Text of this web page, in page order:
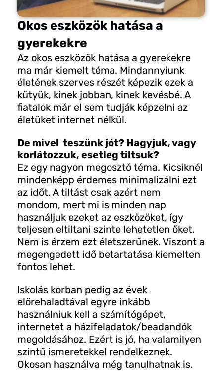
Okos eszközök hatása a
gyerekekre
Az okos eszközök hatása a gyerekekre
ma már kiemelt téma. Mindannyiunk
életének szerves részét képezik ezek a
kütyük, kinek jobban, kinek kevésbé. A
fiatalok már el sem tudják képzelni az
életüket internet nélkül.
De mivel teszünk jót? Hagyjuk, vagy
korlátozzuk, esetleg tiltsuk?
Ez egy nagyon megosztó téma. Kicsiknél
mindenképp érdemes minimalizálni ezt
az időt. A tiltást csak azért nem
mondom, mert mi is minden nap
használjuk ezeket az eszközöket, így
teljesen eltiltani szinte lehetetlen őket.
Nem is érzem ezt életszerűnek. Viszont a
megengedett idő betartatása kiemelten
fontos lehet.
Iskolás korban pedig az évek
előrehaladtával egyre inkább
használniuk kell a számítógépet,
internetet a házifeladatok/beadandók
megoldásához. Ezért is jó, ha valamilyen
szintű ismeretekkel rendelkeznek.
Okosan használva még tanulhatnak is.